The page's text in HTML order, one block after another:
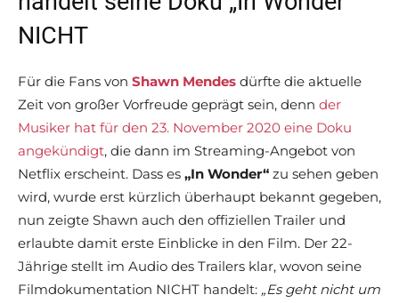
NICHT
Für die Fans von Shawn Mendes dürfte die aktuelle
Zeit von großer Vorfreude geprägt sein, denn der
Musiker hat für den 23. November 2020 eine Doku
angekündigt, die dann im Streaming-Angebot von
Netflix erscheint. Dass es „In Wonder“ zu sehen geben
wird, wurde erst kürzlich überhaupt bekannt gegeben,
nun zeigte Shawn auch den offiziellen Trailer und
erlaubte damit erste Einblicke in den Film. Der 22-
Jährige stellt im Audio des Trailers klar, wovon seine
Filmdokumentation NICHT handelt: „Es geht nicht um